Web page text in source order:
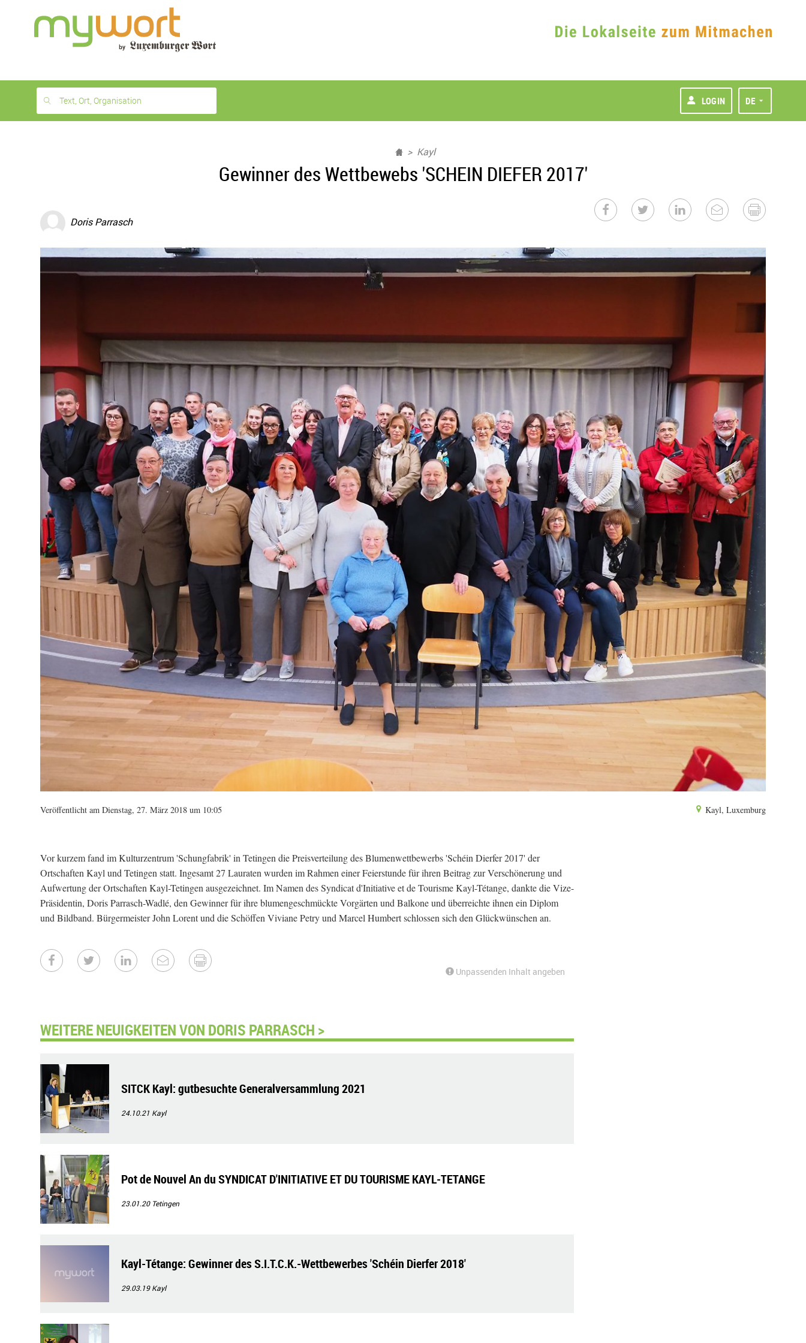
month
free
Text, Ort, Organisation LOGIN DE
Kayl
Gewinner des Wettbewebs 'SCHEIN DIEFER 2017'
Doris Parrasch
Veröffentlicht am Dienstag, 27. März 2018 um 10:05 Kayl, Luxemburg
Vor kurzem fand im Kulturzentrum 'Schungfabrik' in Tetingen die Preisverteilung des Blumenwettbewerbs 'Schéin Dierfer 2017' der
Ortschaften Kayl und Tetingen statt. Ingesamt 27 Lauraten wurden im Rahmen einer Feierstunde für ihren Beitrag zur Verschönerung und
Aufwertung der Ortschaften Kayl-Tetingen ausgezeichnet. Im Namen des Syndicat d'Initiative et de Tourisme Kayl-Tétange, dankte die Vize-
Präsidentin, Doris Parrasch-Wadlé, den Gewinner für ihre blumengeschmückte Vorgärten und Balkone und überreichte ihnen ein Diplom
und Bildband. Bürgermeister John Lorent und die Schöffen Viviane Petry und Marcel Humbert schlossen sich den Glückwünschen an.
Unpassenden Inhalt angeben
WEITERE NEUIGKEITEN VON DORIS PARRASCH >
SITCK Kayl: gutbesuchte Generalversammlung 2021
24.10.21 Kayl
Pot de Nouvel An du SYNDICAT D'INITIATIVE ET DU TOURISME KAYL-TETANGE
23.01.20 Tetingen
Kayl-Tétange: Gewinner des S.I.T.C.K.-Wettbewerbes 'Schéin Dierfer 2018'
29.03.19Kayl